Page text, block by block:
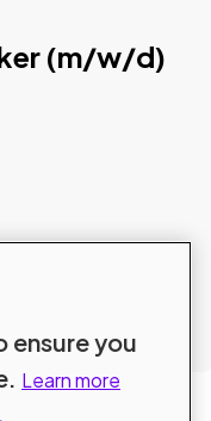
(m/w/d)
ensure you
Learn more